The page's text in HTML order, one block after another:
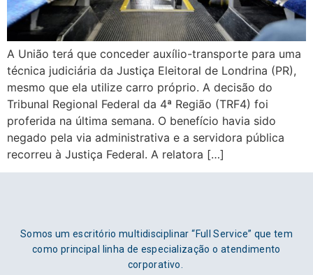
A União terá que conceder auxílio-transporte para uma
técnica judiciária da Justiça Eleitoral de Londrina (PR),
mesmo que ela utilize carro próprio. A decisão do
Tribunal Regional Federal da 4ª Região (TRF4) foi
proferida na última semana. O benefício havia sido
negado pela via administrativa e a servidora pública
recorreu à Justiça Federal. A relatora […]
Somos um escritório multidisciplinar “Full Service” que tem
como principal linha de especialização o atendimento
corporativo.